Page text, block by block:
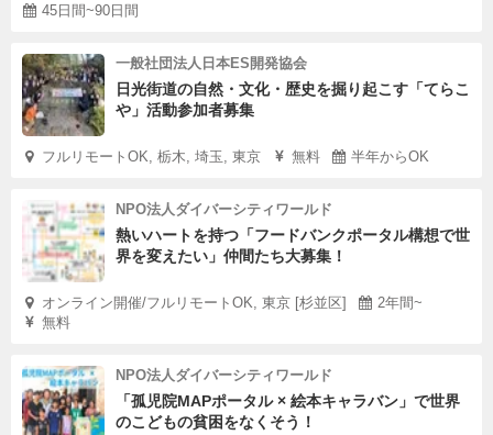
45日間~90日間
一般社団法人日本ES開発協会
日光街道の自然・文化・歴史を掘り起こす「てらこ
や」活動参加者募集
フルリモートOK, 栃木, 埼玉, 東京 無料 半年からOK
NPO法人ダイバーシティワールド
熱いハートを持つ「フードバンクポータル構想で世
界を変えたい」仲間たち大募集！
オンライン開催/フルリモートOK, 東京 [杉並区]
2年間~
無料
NPO法人ダイバーシティワールド
「孤児院MAPポータル × 絵本キャラバン」で世界
のこどもの貧困をなくそう！